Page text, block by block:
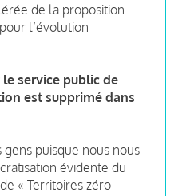
de la proposition
l’évolution
service public de
est supprimé dans
puisque nous nous
évidente du
« Territoires zéro